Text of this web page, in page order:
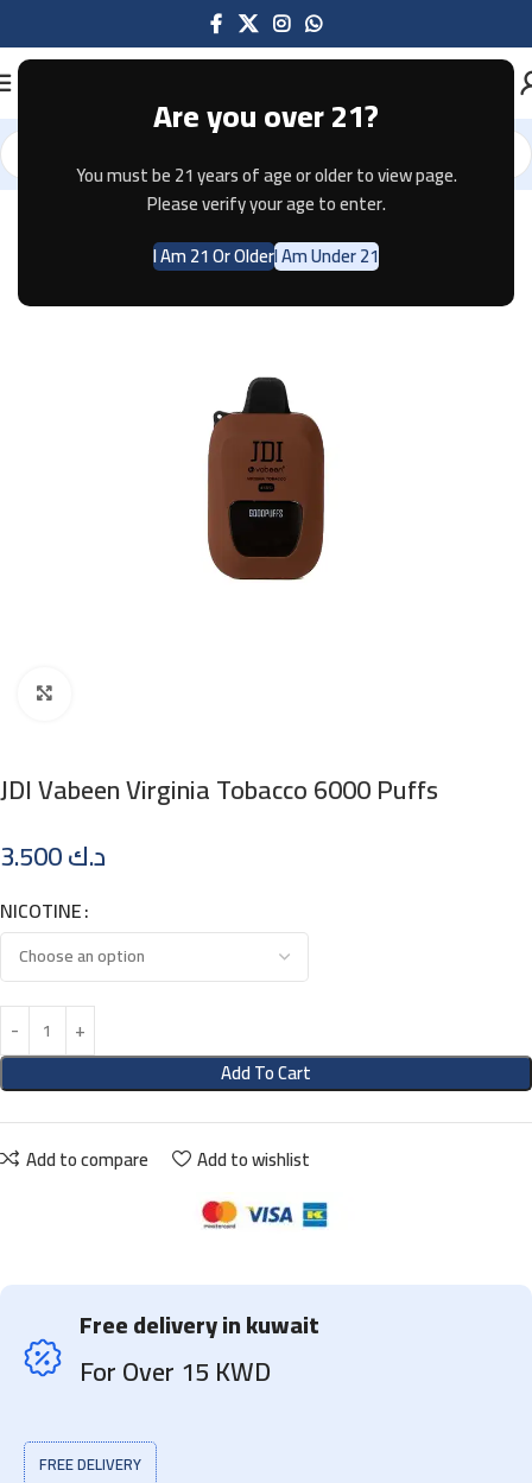
Are you over 21?
You must be 21 years of age or older to view page.
Please verify your age to enter.
I Am 21 Or OlderI Am Under 21
Home Disposable
JDI Vabeen Virginia Tobacco 6000 Puffs
د.ك
NICOTINE
Add To Cart
Add to compare Add to wishlist
Free delivery in kuwait
For Over 15 KWD
FREE DELIVERY